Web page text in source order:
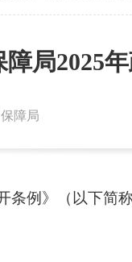
局2025
障局
条例》（以下简